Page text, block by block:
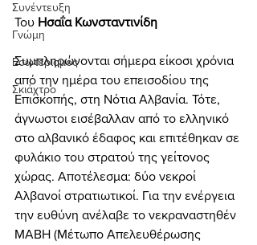
Συνέντευξη
Γνώμη
Εσωτερισμός
Σκιάχτρο
Του Ησαΐα Κωνσταντινίδη
Συμπληρώνονται σήμερα είκοσι χρόνια
από την ημέρα του επεισοδίου της
Επισκοπής, στη Νότια Αλβανία. Τότε,
άγνωστοι εισέβαλλαν από το ελληνικό
στο αλβανικό έδαφος και επιτέθηκαν σε
φυλάκιο του στρατού της γείτονος
χώρας. Αποτέλεσμα: δύο νεκροί
Αλβανοί στρατιωτικοί. Για την ενέργεια
την ευθύνη ανέλαβε το νεκραναστηθέν
ΜΑΒΗ (Μέτωπο Απελευθέρωσης